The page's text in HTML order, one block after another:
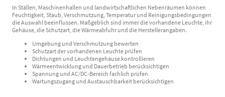
In Ställen, Maschinenhallen und landwirtschaftlichen Nebenräumen können
Feuchtigkeit, Staub, Verschmutzung, Temperatur und Reinigungsbedingungen
die Auswahl beeinflussen. Maßgeblich sind immer die vorhandene Leuchte, ihr
Gehäuse, die Schutzart, die Wärmeabfuhr und die Herstellerangaben.
Umgebung und Verschmutzung bewerten
Schutzart der vorhandenen Leuchte prüfen
Dichtungen und Leuchtengehäuse kontrollieren
Wärmeentwicklung und Dauerbetrieb berücksichtigen
Spannung und AC/DC-Bereich fachlich prüfen
Wartungszugang und Austauschbarkeit berücksichtigen